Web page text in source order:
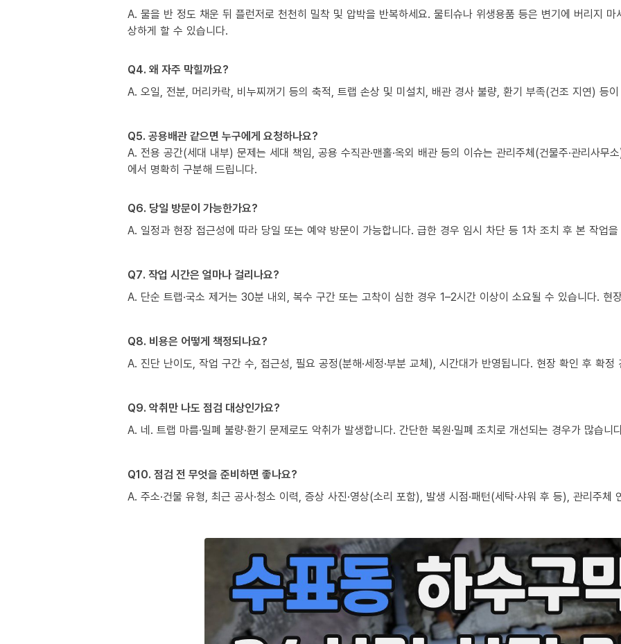
A. 물을 반 정도 채운 뒤 플런저로 천천히 밀착 및 압박을 반복하세요. 물티슈나 위생용품 등은 변기에 버리지
상하게 할 수 있습니다.
Q4. 왜 자주 막힐까요?
A. 오일, 전분, 머리카락, 비누찌꺼기 등의 축적, 트랩 손상 및 미설치, 배관 경사 불량, 환기 부족(건조 지연) 등
Q5. 공용배관 같으면 누구에게 요청하나요?
A. 전용 공간(세대 내부) 문제는 세대 책임, 공용 수직관·맨홀·옥외 배관 등의 이슈는 관리주체(건물주·관리사무
에서 명확히 구분해 드립니다.
Q6. 당일 방문이 가능한가요?
A. 일정과 현장 접근성에 따라 당일 또는 예약 방문이 가능합니다. 급한 경우 임시 차단 등 1차 조치 후 본 작업을
Q7. 작업 시간은 얼마나 걸리나요?
A. 단순 트랩·국소 제거는 30분 내외, 복수 구간 또는 고착이 심한 경우 1–2시간 이상이 소요될 수 있습니다. 현
Q8. 비용은 어떻게 책정되나요?
A. 진단 난이도, 작업 구간 수, 접근성, 필요 공정(분해·세정·부분 교체), 시간대가 반영됩니다. 현장 확인 후 확정
Q9. 악취만 나도 점검 대상인가요?
A. 네. 트랩 마름·밀폐 불량·환기 문제로도 악취가 발생합니다. 간단한 복원·밀폐 조치로 개선되는 경우가 많습니
Q10. 점검 전 무엇을 준비하면 좋나요?
A. 주소·건물 유형, 최근 공사·청소 이력, 증상 사진·영상(소리 포함), 발생 시점·패턴(세탁·샤워 후 등), 관리주체